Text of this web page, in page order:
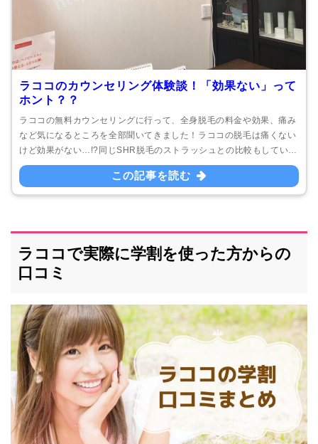
ラココのカウンセリング体験談！「効果ない」って
ホント？？
ラココの無料カウンセリングに行って、全身脱毛の料金や効果、痛み
など気になるところを全部聞いてきました！ラココの脱毛は痛くない
けど効果がない…!?同じSHR脱毛のストラッシュとの比較もしていま
す。
この記事を読む
ラココで実際に学割を使った方からの
口コミ